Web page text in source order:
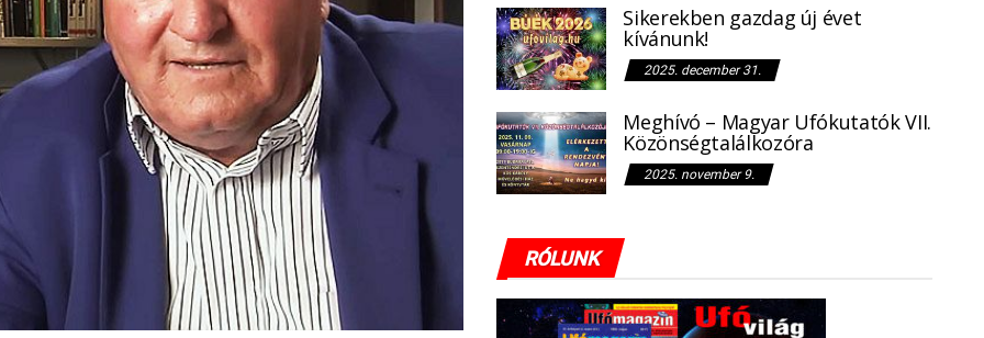
Sikerekben gazdag új évet
kívánunk!
2025. december 31.
Meghívó – Magyar Ufókutatók VII.
Közönségtalálkozóra
2025. november 9.
RÓLUNK